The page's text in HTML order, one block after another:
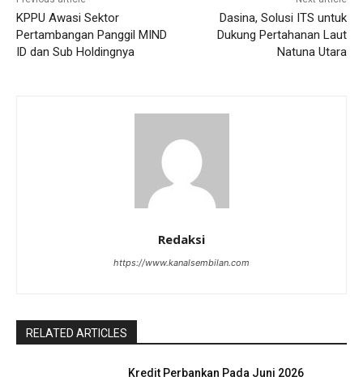
KPPU Awasi Sektor
Pertambangan Panggil MIND
ID dan Sub Holdingnya
Dasina, Solusi ITS untuk
Dukung Pertahanan Laut
Natuna Utara
Redaksi
https://www.kanalsembilan.com
RELATED ARTICLES
Kredit Perbankan Pada Juni 2026